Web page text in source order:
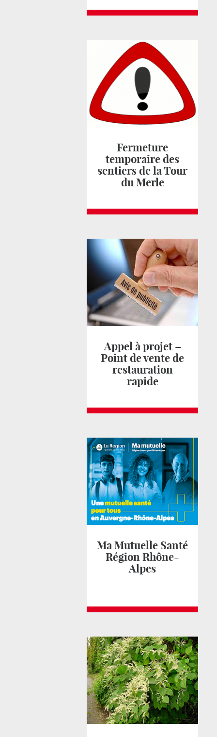
Fermeture
temporaire des
sentiers de la Tour
du Merle
Appel à projet –
Point de vente de
restauration
rapide
Ma Mutuelle Santé
Région Rhône-
Alpes